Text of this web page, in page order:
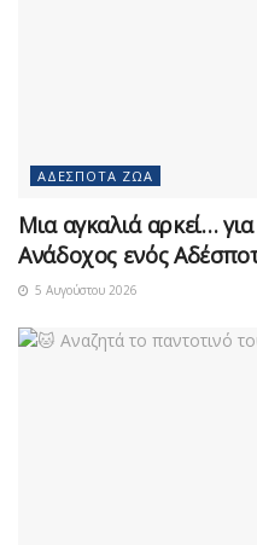
ΑΔΈΣΠΟΤΑ ΖΏΑ
Μια αγκαλιά αρκεί…
Ανάδοχος ενός
5 Αυγούστου 2026